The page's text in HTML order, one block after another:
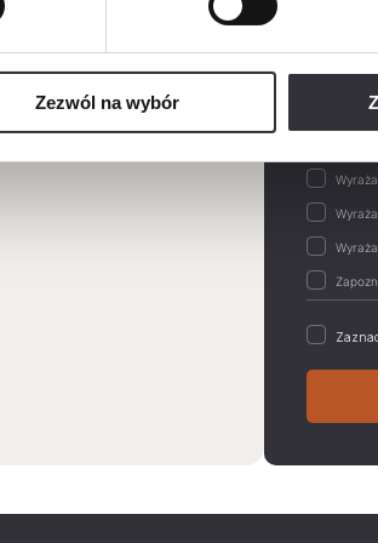
Zezwól na wybór